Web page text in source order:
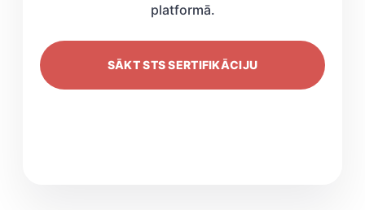
platformā.
SĀKT STS SERTIFIKĀCIJU